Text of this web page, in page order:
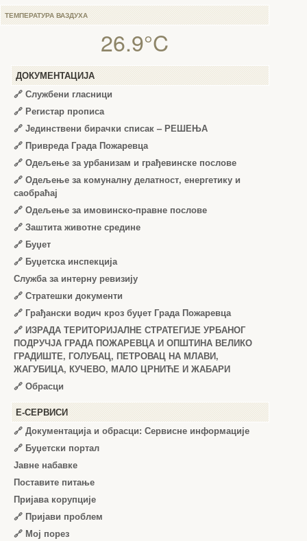
ТЕМПЕРАТУРА ВАЗДУХА
26.9°C
ДОКУМЕНТАЦИЈА
🔗 Службени гласници
🔗 Регистар прописа
🔗 Јединствени бирачки списак – РЕШЕЊА
🔗 Привреда Града Пожаревца
🔗 Одељење за урбанизам и грађевинске послове
🔗 Одељење за комуналну делатност, енергетику и
саобраћај
🔗 Одељење за имовинско-правне послове
🔗 Заштита животне средине
🔗 Буџет
🔗 Буџетска инспекција
Служба за интерну ревизију
🔗 Стратешки документи
🔗 Грађански водич кроз буџет Града Пожаревца
🔗 ИЗРАДА ТЕРИТОРИЈАЛНЕ СТРАТЕГИЈЕ УРБАНОГ
ПОДРУЧЈА ГРАДА ПОЖАРЕВЦА И ОПШТИНА ВЕЛИКО
ГРАДИШТЕ, ГОЛУБАЦ, ПЕТРОВАЦ НА МЛАВИ,
ЖАГУБИЦА, КУЧЕВО, МАЛО ЦРНИЋЕ И ЖАБАРИ
🔗 Обрасци
Е-СЕРВИСИ
🔗 Документација и обрасци: Сервисне информације
🔗 Буџетски портал
Јавне набавке
Поставите питање
Пријава корупције
🔗 Пријави проблем
🔗 Мој порез